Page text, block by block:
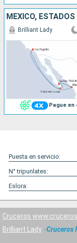
MÉXICO,
Pague en
Brilliant Lady
Puesta en servicio:
N° tripunlates:
Eslora:
Cruceros
Brilliant Lady
Cruceros